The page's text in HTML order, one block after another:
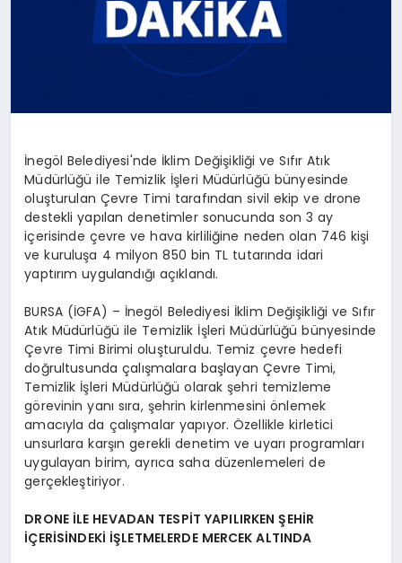
İnegöl Belediyesi'nde İklim Değişikliği ve Sıfır Atık
Müdürlüğü ile Temizlik İşleri Müdürlüğü bünyesinde
oluşturulan Çevre Timi tarafından sivil ekip ve drone
destekli yapılan denetimler sonucunda son 3 ay
içerisinde çevre ve hava kirliliğine neden olan 746 kişi
ve kuruluşa 4 milyon 850 bin TL tutarında idari
yaptırım uygulandığı açıklandı.
BURSA (İGFA) – İnegöl Belediyesi İklim Değişikliği ve Sıfır
Atık Müdürlüğü ile Temizlik İşleri Müdürlüğü bünyesinde
Çevre Timi Birimi oluşturuldu. Temiz çevre hedefi
doğrultusunda çalışmalara başlayan Çevre Timi,
Temizlik İşleri Müdürlüğü olarak şehri temizleme
görevinin yanı sıra, şehrin kirlenmesini önlemek
amacıyla da çalışmalar yapıyor. Özellikle kirletici
unsurlara karşın gerekli denetim ve uyarı programları
uygulayan birim, ayrıca saha düzenlemeleri de
gerçekleştiriyor.
DRONE İLE HEVADAN TESPİT YAPILIRKEN ŞEHİR
İÇERİSİNDEKİ İŞLETMELERDE MERCEK ALTINDA